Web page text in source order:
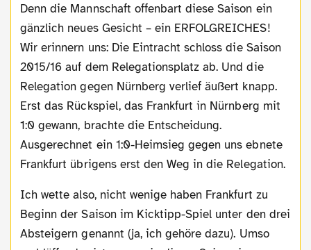
Denn die Mannschaft offenbart diese Saison ein
gänzlich neues Gesicht – ein ERFOLGREICHES!
Wir erinnern uns: Die Eintracht schloss die Saison
2015/16 auf dem Relegationsplatz ab. Und die
Relegation gegen Nürnberg verlief äußert knapp.
Erst das Rückspiel, das Frankfurt in Nürnberg mit
1:0 gewann, brachte die Entscheidung.
Ausgerechnet ein 1:0-Heimsieg gegen uns ebnete
Frankfurt übrigens erst den Weg in die Relegation.
Ich wette also, nicht wenige haben Frankfurt zu
Beginn der Saison im Kicktipp-Spiel unter den drei
Absteigern genannt (ja, ich gehöre dazu). Umso